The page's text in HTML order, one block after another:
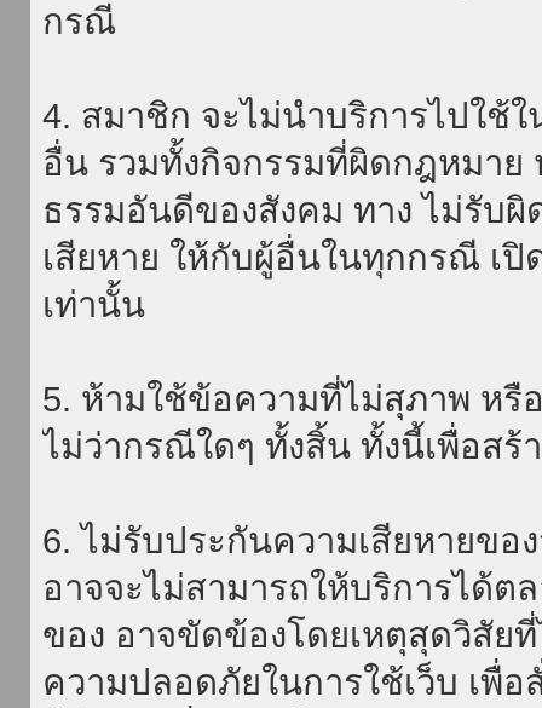
กรณี
4. สมาชิก จะไม่นำบริการไปใช้
อื่น รวมทั้งกิจกรรมที่ผิดกฎหมาย
ธรรมอันดีของสังคม ทาง ไม่รับ
เสียหาย ให้กับผู้อื่นในทุกกรณี เปิ
เท่านั้น
5. ห้ามใช้ข้อความที่ไม่สุภาพ หรื
ไม่ว่ากรณีใดๆ ทั้งสิ้น ทั้งนี้เพื่อสร้
6. ไม่รับประกันความเสียหายขอ
อาจจะไม่สามารถให้บริการได้ต
ของ อาจขัดข้องโดยเหตุสุดวิสัย
ความปลอดภัยในการใช้เว็บ เพื่